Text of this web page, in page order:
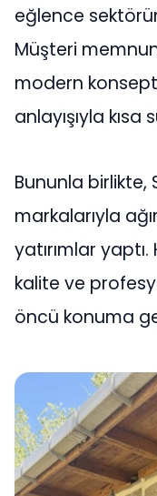
eğlence
Müşteri
modern
anlayışıyla
Bununla birlikte,
markalarıyla
yatırımlar
kalite ve
öncü konuma